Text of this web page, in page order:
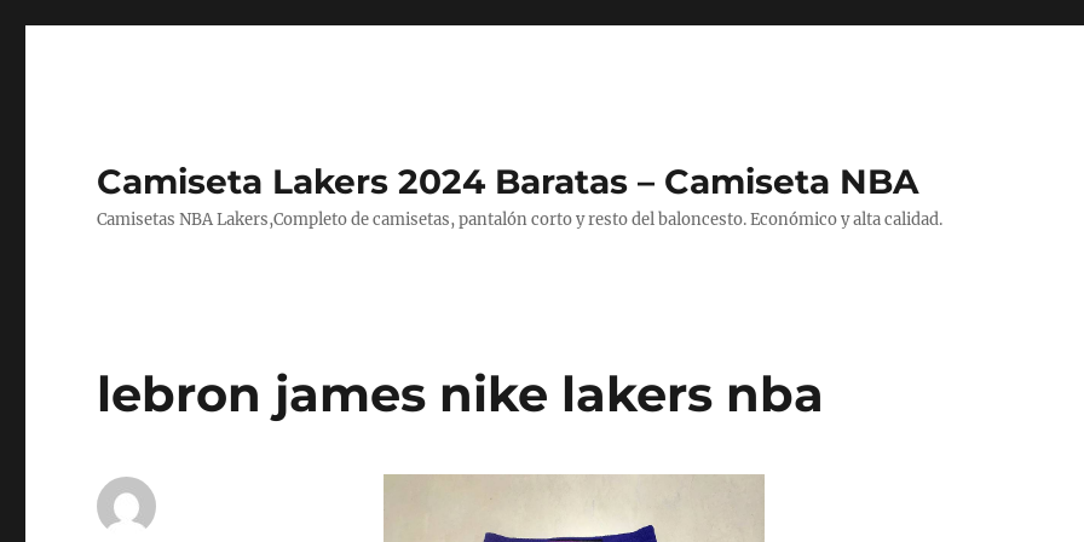
Camiseta Lakers 2024 Baratas – Camiseta NBA
Camisetas NBA Lakers,Completo de camisetas, pantalón corto y resto del baloncesto. Económico y alta calidad.
lebron james nike lakers nba